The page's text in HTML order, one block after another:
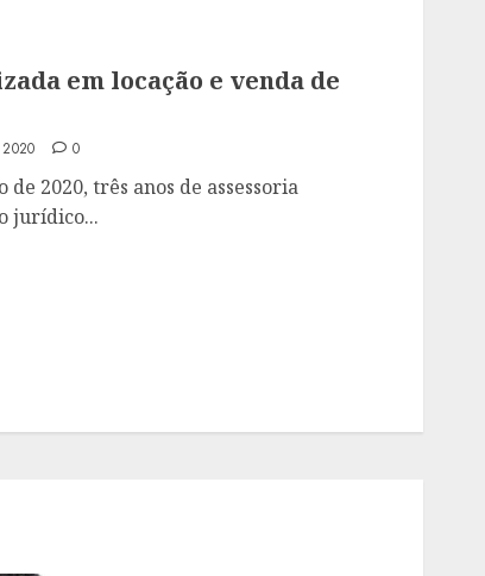
em locação e venda de
0
2020, três anos de assessoria
jurídico...